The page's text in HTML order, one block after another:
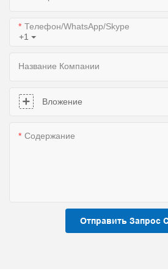
+1
Телефон/WhatsApp/Skype
Название Компании
Вложение
Содержание
Отправить Запрос